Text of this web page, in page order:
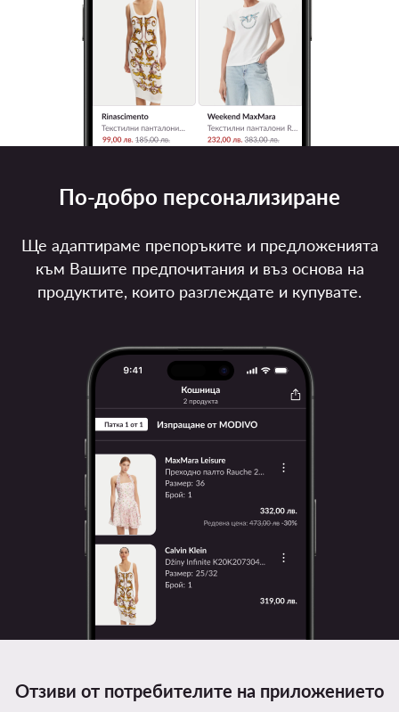
Отзиви от потребителите на приложението
По-добро персонализиране
Ще адаптираме препоръките и предложенията
към Вашите предпочитания и въз основа на
продуктите, които разглеждате и купувате.